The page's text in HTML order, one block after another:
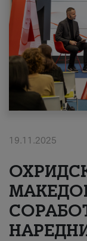
Приватни
Поддршка
Надополни
19.11.2025